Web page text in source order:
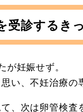
受診するき
妊娠せず。
い、不妊治療の
、次は卵管検査